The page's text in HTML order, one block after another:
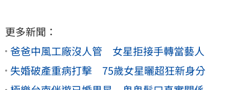
更多新聞：
爸爸中風工廠沒人管 女星拒接手轉當藝人
失婚破產重病打擊 75歲女星曬超狂新身分